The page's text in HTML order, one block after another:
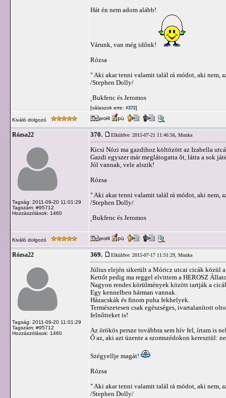
Hát én nem adom alább!
Várunk, van még időnk!
Rózsa
" Aki akar tenni valamit talál rá módot, aki nem,
/Stephen Dolly/
˛Bukfenc és Jeromos
[válaszok erre: #372]
Kiváló dolgozó
Rózsa22
Tagság: 2011-09-20 11:01:29
Tagszám: #95712
Hozzászólások: 1460
370. Elküldve: 2015-07-21 11:46:56, Munka
Kicsi Nózi ma gazdihoz költözött az Izabella
Gazdi egyszer már meglátogatta őt, látta a sok
Jól vannak, vele alszik!
Rózsa
" Aki akar tenni valamit talál rá módot, aki nem,
/Stephen Dolly/
˛Bukfenc és Jeromos
Kiváló dolgozó
Rózsa22
Tagság: 2011-09-20 11:01:29
Tagszám: #95712
Hozzászólások: 1460
369. Elküldve: 2015-07-17 11:51:29, Munka
Július elején sikerült a Móricz utcai cicák közül
Kettőt pedig ma reggel elvittem a HEROSZ
Nagyon rendes körülmények között tartják a
Egy kennelben hárman vannak.
Házacskák és finom puha fekhelyek.
Természetesen csak egészséges, ivartalanított
felnőtteket is!
Az örökös persze továbbra sem hív fel, írtam is
Ő az, aki azt üzente a szomszédokon keresztül:
Szégyellje magát!
Rózsa
" Aki akar tenni valamit talál rá módot, aki nem,
/Stephen Dolly/